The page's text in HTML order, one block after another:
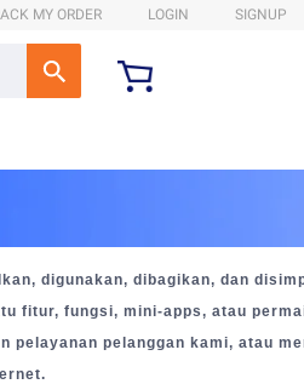
MY ORDER LOGIN SIGNUP
digunakan, dibagikan, dan
fitur, fungsi, mini-apps, atau
pelanggan kami, atau